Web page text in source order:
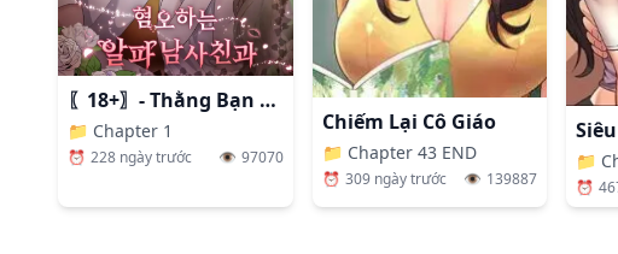
〖18+〗- Thằng Bạn Thân Alpha Đáng Ghét
📁 Chapter 1
⏰ 228 ngày trước 👁️ 97070
Chiếm Lại Cô Giáo
📁 Chapter 43 END
⏰ 309 ngày trước 👁️ 139887
📁
⏰